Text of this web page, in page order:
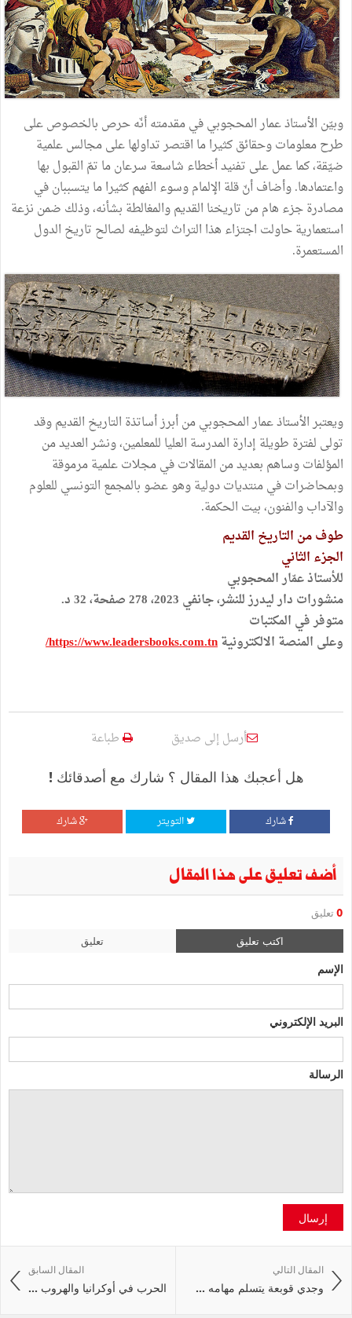
وبيّن الأستاذ عمار المحجوبي في مقدمته أنّه حرص بالخصوص على
طرح معلومات وحقائق كثيرا ما اقتصر تداولها على مجالس علمية
ضيّقة، كما عمل على تفنيد أخطاء شاسعة سرعان ما تمّ القبول بها
واعتمادها. وأضاف أنّ قلة الإلمام وسوء الفهم كثيرا ما يتسببان في
مصادرة جزء هام من تاريخنا القديم والمغالطة بشأنه، وذلك ضمن نزعة
استعمارية حاولت اجتزاء هذا التراث لتوظيفه لصالح تاريخ الدول
المستعمرة.
ويعتبر الأستاذ عمار المحجوبي من أبرز أساتذة التاريخ القديم وقد
تولى لفترة طويلة إدارة المدرسة العليا للمعلمين، ونشر العديد من
المؤلفات وساهم بعديد من المقالات في مجلات علمية مرموقة
وبمحاضرات في منتديات دولية وهو عضو بالمجمع التونسي للعلوم
والآداب والفنون، بيت الحكمة.
طوف من التاريخ القديم
الجزء الثاني
للأستاذ عمّار المحجوبي
منشورات دار ليدرز للنشر، جانفي 2023، 278 صفحة، 32 د.
متوفر في المكتبات
وعلى المنصة الالكترونيةhttps://www.leadersbooks.com.tn/
أرسل إلى صديق طباعة
هل أعجبك هذا المقال ؟ شارك مع أصدقائك !
شارك التويتر شارك
أضف تعليق على هذا المقال
0 تعليق
اكتب تعليق تعليق
الإسم
البريد الإلكتروني
الرسالة
إرسال
المقال السابق
الحرب في أوكرانيا والهروب ...
المقال التالي
وجدي قوبعة يتسلم مهامه ...